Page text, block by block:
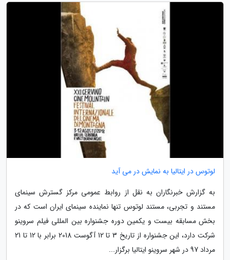
لوتوس در ایتالیا به نمایش در می آید
به گزارش خبرنگاران به نقل از روابط عمومی مرکز گسترش سینمای
مستند و تجربی، مستند لوتوس تنها نماینده سینمای ایران است که در
بخش مسابقه بیست و یکمین دوره جشنواره بین المللی فیلم سروینو
شرکت دارد، این جشنواره از تاریخ 3 تا 12 آگوست 2018 برابر با 12 تا 21
مرداد 97 در شهر سروینو ایتالیا برگزار...